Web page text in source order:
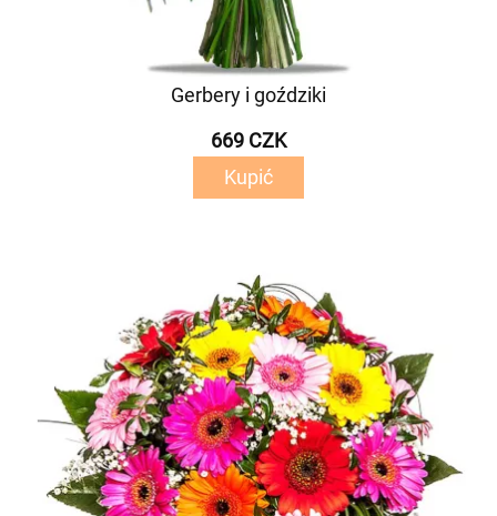
Gerbery i goździki
669 CZK
Kupić